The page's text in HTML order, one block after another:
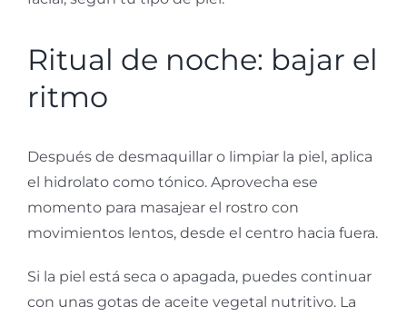
Ritual de noche: bajar el
ritmo
Después de desmaquillar o limpiar la piel, aplica
el hidrolato como tónico. Aprovecha ese
momento para masajear el rostro con
movimientos lentos, desde el centro hacia fuera.
Si la piel está seca o apagada, puedes continuar
con unas gotas de aceite vegetal nutritivo. La